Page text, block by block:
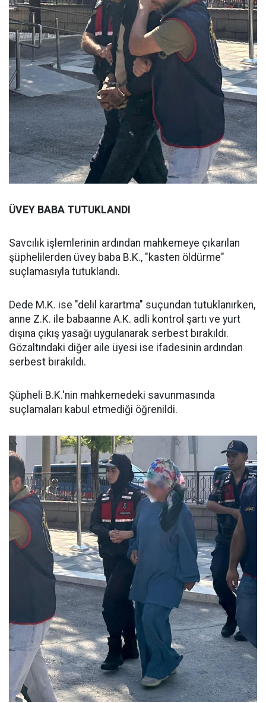
ÜVEY BABA TUTUKLANDI
Savcılık işlemlerinin ardından mahkemeye çıkarılan
şüphelilerden üvey baba B.K., "kasten öldürme"
suçlamasıyla tutuklandı.
Dede M.K. ise "delil karartma" suçundan tutuklanırken,
anne Z.K. ile babaanne A.K. adli kontrol şartı ve yurt
dışına çıkış yasağı uygulanarak serbest bırakıldı.
Gözaltındaki diğer aile üyesi ise ifadesinin ardından
serbest bırakıldı.
Şüpheli B.K.'nin mahkemedeki savunmasında
suçlamaları kabul etmediği öğrenildi.